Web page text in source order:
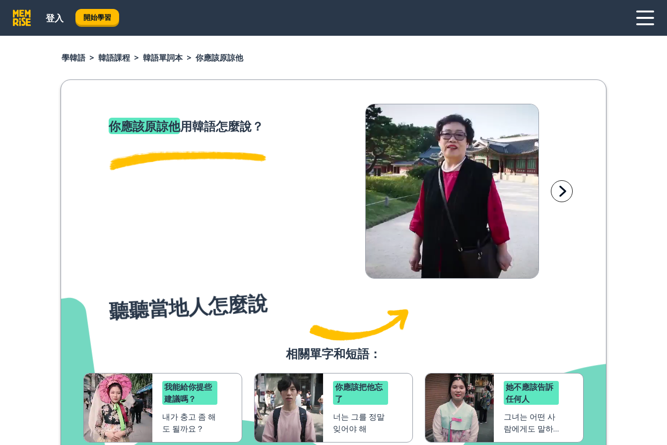
登入 開始學習
學韓語 韓語課程 韓語單詞本 你應該原諒他
你應該原諒他用韓語怎麼說？
聽聽當地人怎麼說
相關單字和短語：
我能給你提些
建議嗎？
내가 충고 좀 해
도 될까요？
你應該把他忘
了
너는 그를 정말
잊어야 해
她不應該告訴
任何人
그녀는 어떤 사
람에게도 말하
지 말아야 해요